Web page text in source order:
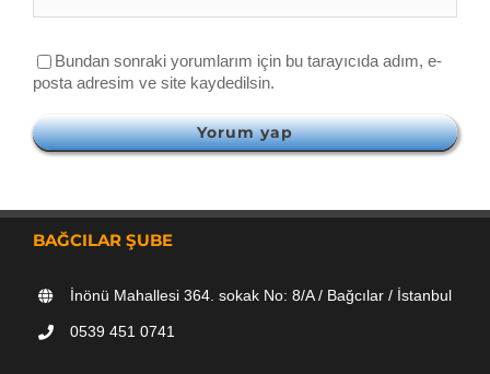
Bundan sonraki yorumlarım için bu tarayıcıda adım, e-
posta adresim ve site kaydedilsin.
BAĞCILAR ŞUBE
İnönü Mahallesi 364. sokak No: 8/A / Bağcılar / İstanbul
0539 451 0741